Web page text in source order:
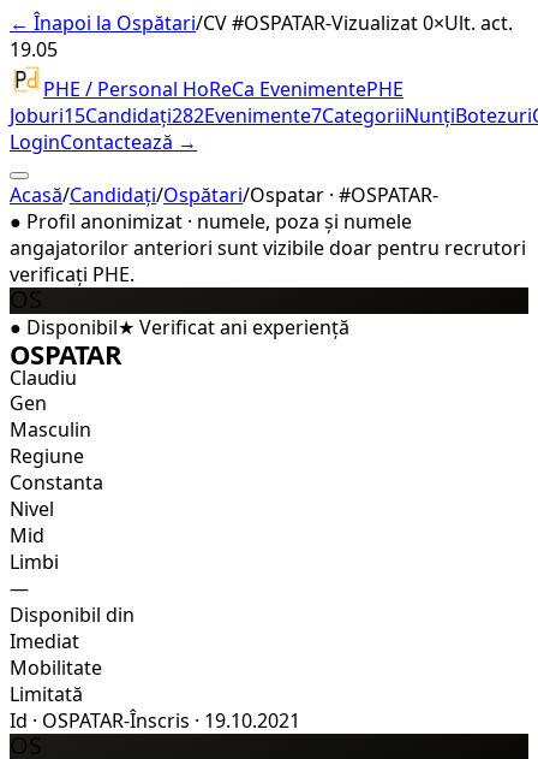
← Înapoi la Ospătari/CV #OSPATAR-Vizualizat 0×Ult. act.
19.05
PHE / Personal HoReCa EvenimentePHE
Joburi15Candidați282Evenimente7CategoriiNunțiBotezuri
LoginContactează →
Acasă/Candidați/Ospătari/Ospatar · #OSPATAR-
● Profil anonimizat · numele, poza și numele
angajatorilor anteriori sunt vizibile doar pentru recrutori
verificați PHE.
● Disponibil★ Verificatani experiență
OSPATAR
Claudiu
Gen
Masculin
Regiune
Constanta
Nivel
Mid
Limbi
—
Disponibil din
Imediat
Mobilitate
Limitată
Id · OSPATAR-Înscris · 19.10.2021